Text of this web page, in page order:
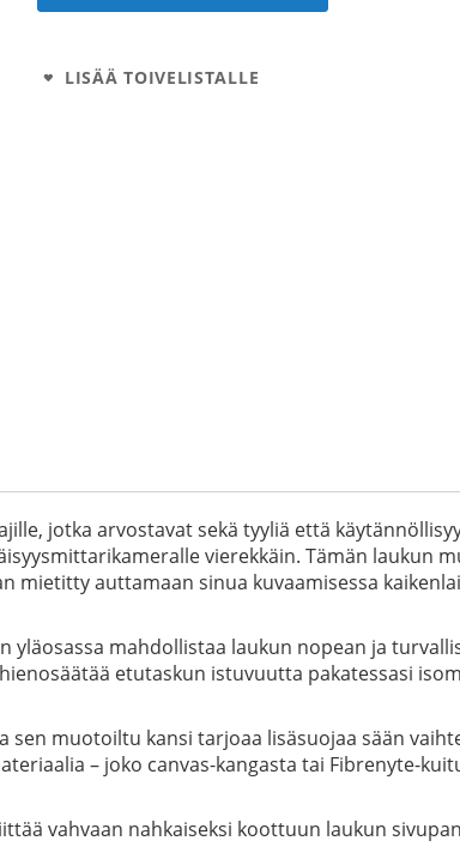
LISÄÄ TOIVELISTALLE
jotka arvostavat sekä tyyliä että
vierekkäin. Tämän laukun
mietitty auttamaan sinua kuvaamisessa
yläosassa mahdollistaa laukun nopean ja
etutaskun istuvuutta pakatessasi
sen muotoiltu kansi tarjoaa lisäsuojaa sään
– joko canvas-kangasta tai Fibrenyte-
vahvaan nahkaiseksi koottuun laukun